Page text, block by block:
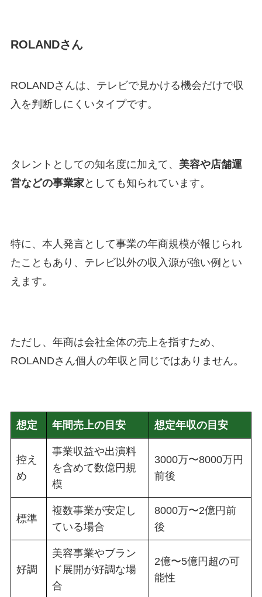
ROLANDさん
ROLANDさんは、テレビで見かける機会だけで収
入を判断しにくいタイプです。
タレントとしての知名度に加えて、 美容や店舗運
営などの事業家としても知られています。
特に、本人発言として事業の年商規模が報じられ
たこともあり、テレビ以外の収入源が強い例とい
えます。
ただし、年商は会社全体の売上を指すため、
ROLANDさん個人の年収と同じではありません。
想定 年間売上の目安 想定年収の目安
控え
め
事業収益や出演料
を含めて数億円規
模
3000万〜8000万円
前後
標準
複数事業が安定し
ている場合
8000万〜2億円前
後
好調
美容事業やブラン
ド展開が好調な場
合
2億〜5億円超の可
能性